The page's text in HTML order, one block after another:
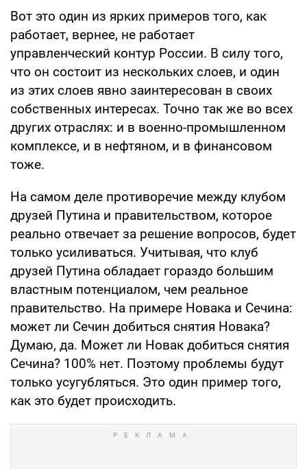
Вот это один из ярких примеров того, как
работает, вернее, не работает
управленческий контур России. В силу того,
что он состоит из нескольких слоев, и один
из этих слоев явно заинтересован в своих
собственных интересах. Точно так же во всех
других отраслях: и в военно-промышленном
комплексе, и в нефтяном, и в финансовом
тоже.
На самом деле противоречие между клубом
друзей Путина и правительством, которое
реально отвечает за решение вопросов, будет
только усиливаться. Учитывая, что клуб
друзей Путина обладает гораздо большим
властным потенциалом, чем реальное
правительство. На примере Новака и Сечина:
может ли Сечин добиться снятия Новака?
Думаю, да. Может ли Новак добиться снятия
Сечина? 100% нет. Поэтому проблемы будут
только усугубляться. Это один пример того,
как это будет происходить.